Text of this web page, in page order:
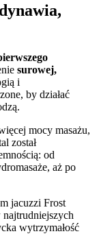
surowej,
i
by działać
mocy masażu,
został
od
aż po
jacuzzi Frost
najtrudniejszych
wytrzymałość